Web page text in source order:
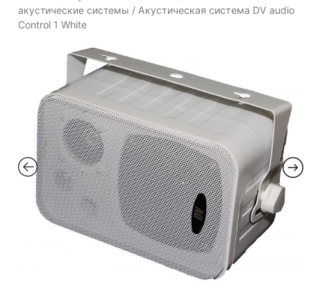
акустические системы / Акустическая система DV audio
Control 1 White